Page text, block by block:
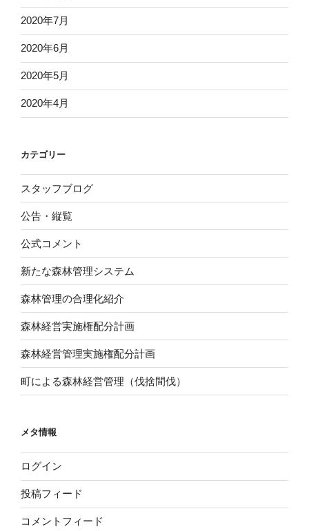
2020年7月
2020年6月
2020年5月
2020年4月
カテゴリー
スタッフブログ
公告・縦覧
公式コメント
新たな森林管理システム
森林管理の合理化紹介
森林経営実施権配分計画
森林経営管理実施権配分計画
町による森林経営管理（伐捨間伐）
メタ情報
ログイン
投稿フィード
コメントフィード